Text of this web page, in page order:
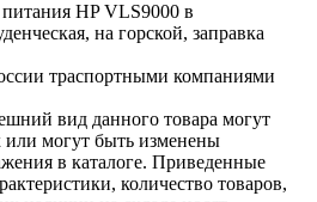
HP VLS9000 в
на горской, заправка
траспортными компаниями
вид данного товара могут
или могут быть изменены
в каталоге. Приведенные
количество товаров,